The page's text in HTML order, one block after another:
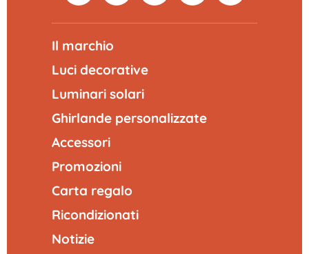
Il marchio
Luci decorative
Luminari solari
Ghirlande personalizzate
Accessori
Promozioni
Carta regalo
Ricondizionati
Notizie